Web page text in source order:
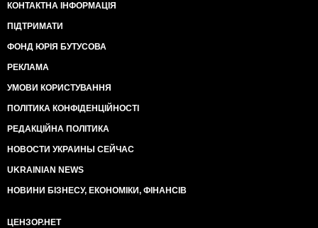
КОНТАКТНА ІНФОРМАЦІЯ
ПІДТРИМАТИ
ФОНД ЮРІЯ БУТУСОВА
РЕКЛАМА
УМОВИ КОРИСТУВАННЯ
ПОЛІТИКА КОНФІДЕНЦІЙНОСТІ
РЕДАКЦІЙНА ПОЛІТИКА
НОВОСТИ УКРАИНЫ СЕЙЧАС
UKRAINIAN NEWS
НОВИНИ БІЗНЕСУ, ЕКОНОМІКИ, ФІНАНСІВ
ЦЕНЗОР.НЕТ